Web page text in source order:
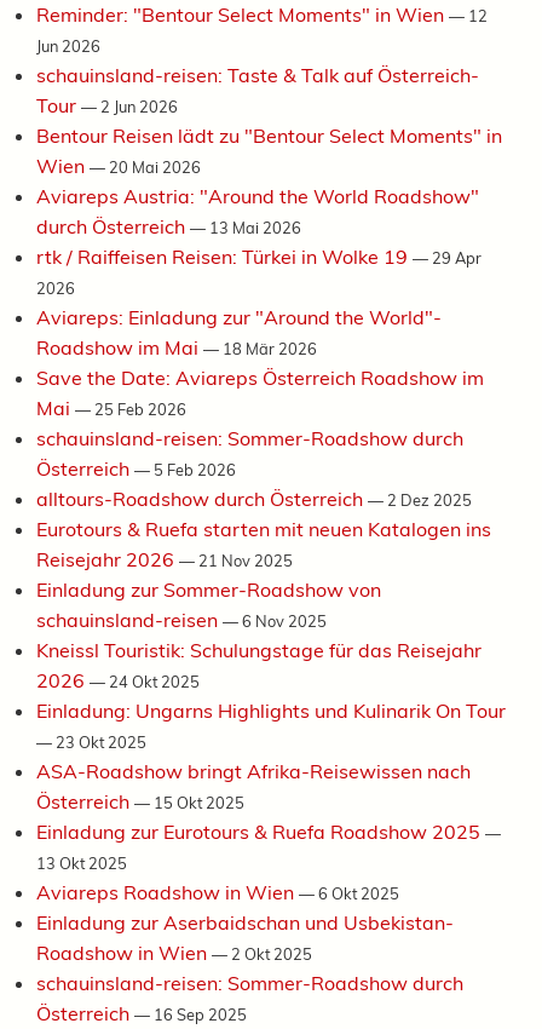
Reminder: "Bentour Select Moments" in Wien — 12
Jun 2026
schauinsland-reisen: Taste & Talk auf Österreich-
Tour — 2 Jun 2026
Bentour Reisen lädt zu "Bentour Select Moments" in
Wien — 20 Mai 2026
Aviareps Austria: "Around the World Roadshow"
durch Österreich — 13 Mai 2026
rtk / Raiffeisen Reisen: Türkei in Wolke 19 — 29 Apr
2026
Aviareps: Einladung zur "Around the World"-
Roadshow im Mai — 18 Mär 2026
Save the Date: Aviareps Österreich Roadshow im
Mai — 25 Feb 2026
schauinsland-reisen: Sommer-Roadshow durch
Österreich — 5 Feb 2026
alltours-Roadshow durch Österreich — 2 Dez 2025
Eurotours & Ruefa starten mit neuen Katalogen ins
Reisejahr 2026 — 21 Nov 2025
Einladung zur Sommer-Roadshow von
schauinsland-reisen —6 Nov 2025
Kneissl Touristik: Schulungstage für das Reisejahr
2026 — 24 Okt 2025
Einladung: Ungarns Highlights und Kulinarik On Tour
— 23 Okt 2025
ASA-Roadshow bringt Afrika-Reisewissen nach
Österreich — 15 Okt 2025
Einladung zur Eurotours & Ruefa Roadshow 2025 —
13 Okt 2025
Aviareps Roadshow in Wien —6 Okt 2025
Einladung zur Aserbaidschan und Usbekistan-
Roadshow in Wien — 2 Okt 2025
schauinsland-reisen: Sommer-Roadshow durch
Österreich — 16 Sep 2025